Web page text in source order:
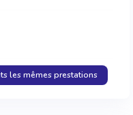
les mêmes prestations